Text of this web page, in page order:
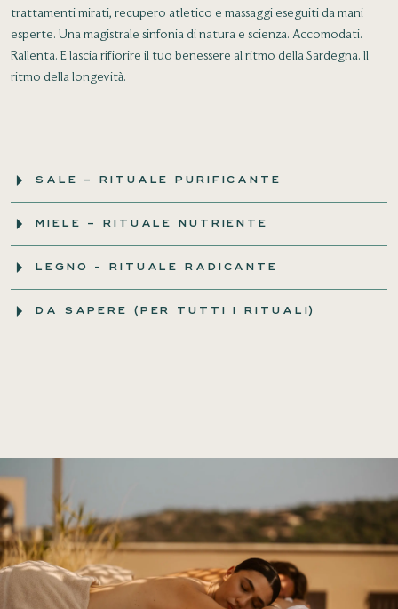
trattamenti mirati, recupero atletico e massaggi eseguiti da mani
esperte. Una magistrale sinfonia di natura e scienza. Accomodati.
Rallenta. E lascia rifiorire il tuo benessere al ritmo della Sardegna. Il
ritmo della longevità.
SALE – RITUALE PURIFICANTE
MIELE – RITUALE NUTRIENTE
LEGNO - RITUALE RADICANTE
DA SAPERE (PER TUTTI I RITUALI)